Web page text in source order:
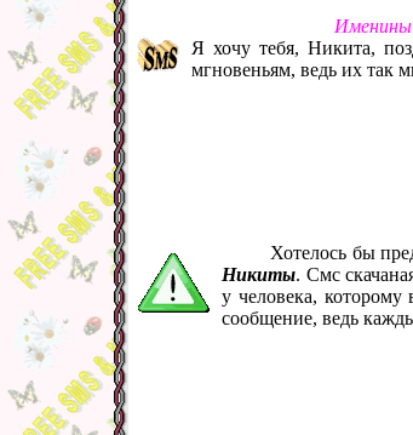
Я хочу тебя, Никита,
мгновеньям, ведь их так
Хотелось бы
Никиты. Смс
у человека,
сообщение, ведь